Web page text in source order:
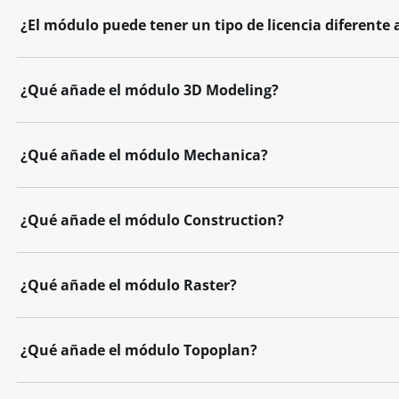
¿El módulo puede tener un tipo de licencia diferente
¿Qué añade el módulo 3D Modeling?
¿Qué añade el módulo Mechanica?
¿Qué añade el módulo Construction?
¿Qué añade el módulo Raster?
¿Qué añade el módulo Topoplan?